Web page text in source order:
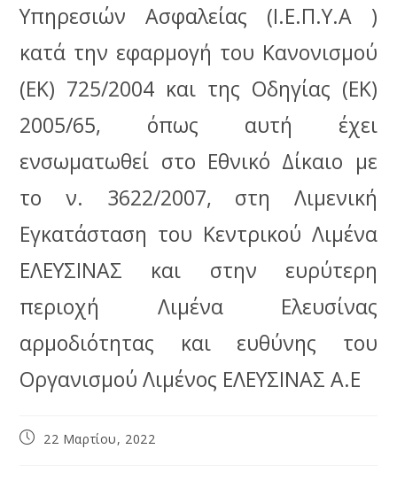
Υπηρεσιών Ασφαλείας (Ι.Ε.Π.Υ.Α )
κατά την εφαρμογή του Κανονισμού
(ΕΚ) 725/2004 και της Οδηγίας (ΕΚ)
2005/65, όπως αυτή έχει
ενσωματωθεί στο Εθνικό Δίκαιο με
το ν. 3622/2007, στη Λιμενική
Εγκατάσταση του Κεντρικού Λιμένα
ΕΛΕΥΣΙΝΑΣ και στην ευρύτερη
περιοχή Λιμένα Ελευσίνας
αρμοδιότητας και ευθύνης του
Οργανισμού Λιμένος ΕΛΕΥΣΙΝΑΣ Α.Ε
22 Μαρτίου, 2022